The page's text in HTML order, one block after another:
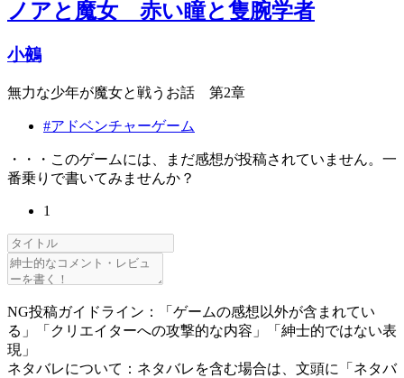
ノアと魔女 赤い瞳と隻腕学者
小鵺
無力な少年が魔女と戦うお話 第2章
#アドベンチャーゲーム
・・・このゲームには、まだ感想が投稿されていません。一
番乗りで書いてみませんか？
1
NG投稿ガイドライン：「ゲームの感想以外が含まれてい
る」「クリエイターへの攻撃的な内容」「紳士的ではない表
現」
ネタバレについて：ネタバレを含む場合は、文頭に「ネタバ